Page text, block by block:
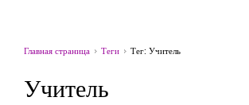
Главная страница Теги Тег: Учитель
Учитель